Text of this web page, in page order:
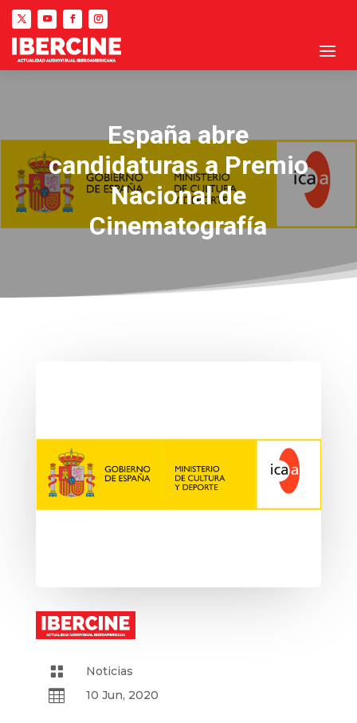
España abre
candidaturas a Premio
Nacional de
Cinematografía
 Noticias
 10 Jun, 2020